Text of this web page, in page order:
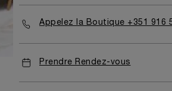
Appelez la Boutique +351 916
Prendre Rendez-vous